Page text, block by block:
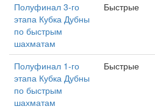
Полуфинал 3-го
этапа Кубка Дубны
по быстрым
шахматам
Быстрые
Полуфинал 1-го
этапа Кубка Дубны
по быстрым
шахматам
Быстрые